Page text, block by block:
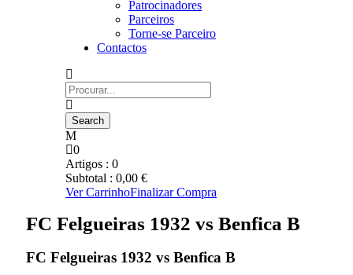
Patrocinadores
Parceiros
Torne-se Parceiro
Contactos
0
Artigos : 0
Subtotal : 0,00 €
Ver CarrinhoFinalizar Compra
FC Felgueiras 1932 vs Benfica B
FC Felgueiras 1932 vs Benfica B